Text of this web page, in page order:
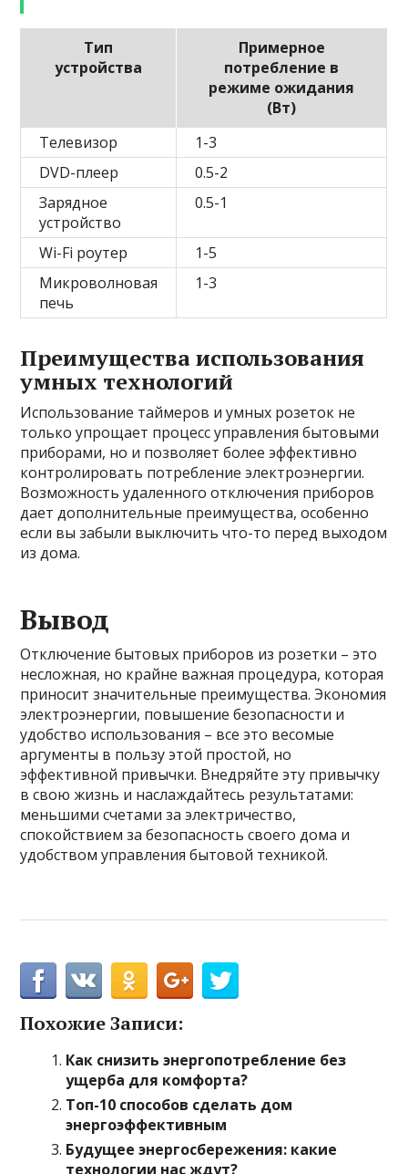
Тип
устройства
Примерное
потребление в
режиме ожидания
(Вт)
Телевизор
1-3
DVD-плеер
0.5-2
Зарядное
устройство
0.5-1
Wi-Fi роутер
1-5
Микроволновая
печь
1-3
Преимущества использования
умных технологий
Использование таймеров и умных розеток не
только упрощает процесс управления бытовыми
приборами, но и позволяет более эффективно
контролировать потребление электроэнергии.
Возможность удаленного отключения приборов
дает дополнительные преимущества, особенно
если вы забыли выключить что-то перед выходом
из дома.
Вывод
Отключение бытовых приборов из розетки – это
несложная, но крайне важная процедура, которая
приносит значительные преимущества. Экономия
электроэнергии, повышение безопасности и
удобство использования – все это весомые
аргументы в пользу этой простой, но
эффективной привычки. Внедряйте эту привычку
в свою жизнь и наслаждайтесь результатами:
меньшими счетами за электричество,
спокойствием за безопасность своего дома и
удобством управления бытовой техникой.
Похожие Записи:
Как снизить энергопотребление без
ущерба для комфорта?
Топ-10 способов сделать дом
энергоэффективным
Будущее энергосбережения: какие
технологии нас ждут?